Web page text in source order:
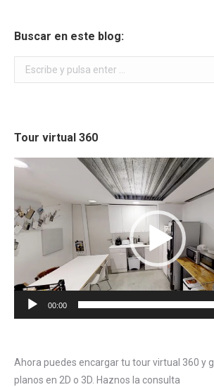
Buscar en este blog:
Buscar:
Tour virtual 360
Reproductor
00:00
Ahora puedes encargar tu tour virtual 360 y
planos en 2D o 3D. Haznos la consulta